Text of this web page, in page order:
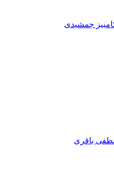
جمشیدی
باقری